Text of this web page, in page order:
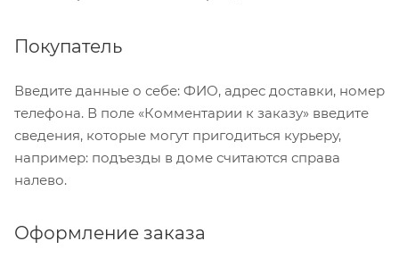
Покупатель
Введите данные о себе: ФИО, адрес доставки, номер
телефона. В поле «Комментарии к заказу» введите
сведения, которые могут пригодиться курьеру,
например: подъезды в доме считаются справа
налево.
Оформление заказа